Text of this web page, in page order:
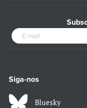
Siga-nos
Bluesky